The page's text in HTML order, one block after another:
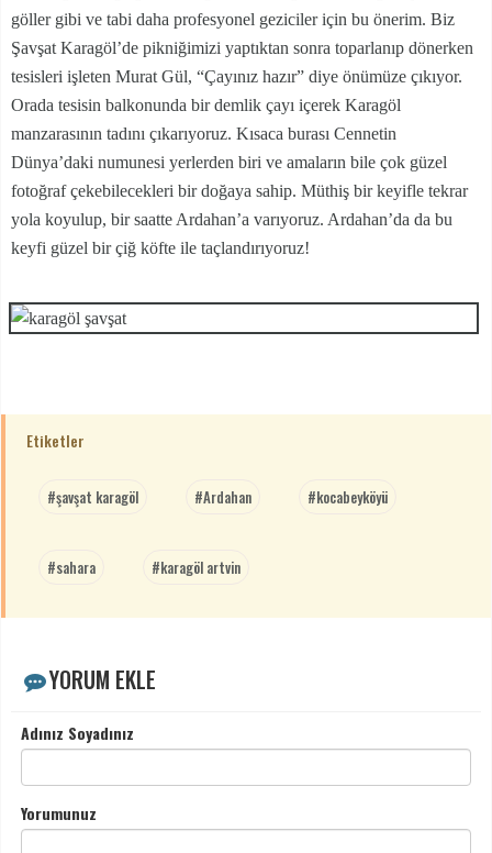
göller gibi ve tabi daha profesyonel geziciler için bu önerim. Biz
Şavşat Karagöl’de pikniğimizi yaptıktan sonra toparlanıp dönerken
tesisleri işleten Murat Gül, “Çayınız hazır” diye önümüze çıkıyor.
Orada tesisin balkonunda bir demlik çayı içerek Karagöl
manzarasının tadını çıkarıyoruz. Kısaca burası Cennetin
Dünya’daki numunesi yerlerden biri ve amaların bile çok güzel
fotoğraf çekebilecekleri bir doğaya sahip. Müthiş bir keyifle tekrar
yola koyulup, bir saatte Ardahan’a varıyoruz. Ardahan’da da bu
keyfi güzel bir çiğ köfte ile taçlandırıyoruz!
Etiketler
#şavşat karagöl #Ardahan #kocabeyköyü
#sahara #karagöl artvin
YORUM EKLE
Adınız Soyadınız
Yorumunuz